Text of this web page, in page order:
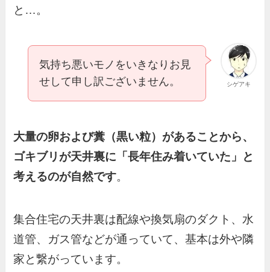
と…。
シゲアキ
気持ち悪いモノをいきなりお見
せして申し訳ございません。
大量の卵および糞（黒い粒）があることから、
ゴキブリが天井裏に「長年住み着いていた」と
考えるのが自然です。
集合住宅の天井裏は配線や換気扇のダクト、水
道管、ガス管などが通っていて、基本は外や隣
家と繋がっています。